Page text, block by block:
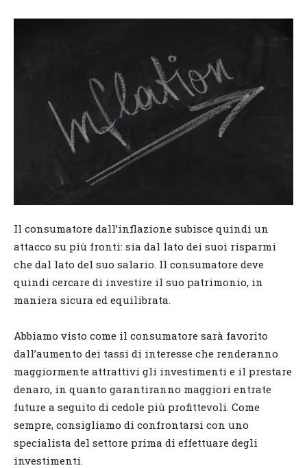
Il consumatore dall’inflazione subisce quindi un
attacco su più fronti: sia dal lato dei suoi risparmi
che dal lato del suo salario. Il consumatore deve
quindi cercare di investire il suo patrimonio, in
maniera sicura ed equilibrata.
Abbiamo visto come il consumatore sarà favorito
dall’aumento dei tassi di interesse che renderanno
maggiormente attrattivi gli investimenti e il prestare
denaro, in quanto garantiranno maggiori entrate
future a seguito di cedole più profittevoli. Come
sempre, consigliamo di confrontarsi con uno
specialista del settore prima di effettuare degli
investimenti.